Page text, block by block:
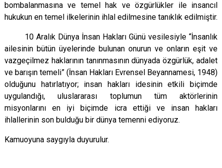
bombalanmasına ve temel hak ve özgürlükler ile insancıl
hukukun en temel ilkelerinin ihlal edilmesine tanıklık edilmiştir.
10 Aralık Dünya İnsan Hakları Günü vesilesiyle “İnsanlık
ailesinin bütün üyelerinde bulunan onurun ve onların eşit ve
vazgeçilmez haklarının tanınmasının dünyada özgürlük, adalet
ve barışın temeli” (İnsan Hakları Evrensel Beyannamesi, 1948)
olduğunu hatırlatıyor; insan hakları idesinin etkili biçimde
uygulandığı, uluslararası toplumun tüm aktörlerinin
misyonlarını en iyi biçimde icra ettiği ve insan hakları
ihlallerinin son bulduğu bir dünya temenni ediyoruz.
Kamuoyuna saygıyla duyurulur.